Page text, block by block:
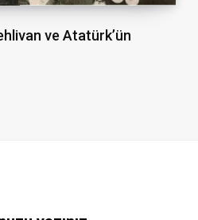
ve Atatürk’ün